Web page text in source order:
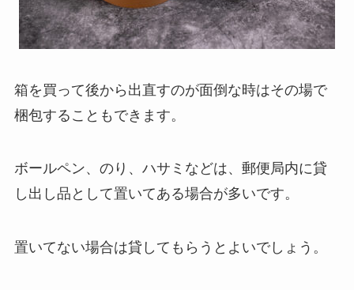
箱を買って後から出直すのが面倒な時はその場で
梱包することもできます。
ボールペン、のり、ハサミなどは、郵便局内に貸
し出し品として置いてある場合が多いです。
置いてない場合は貸してもらうとよいでしょう。